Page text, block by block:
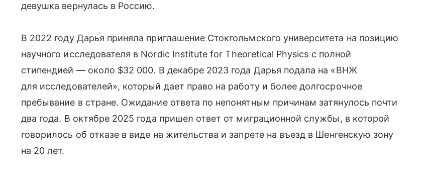
девушка вернулась в Россию.
В 2022 году Дарья приняла приглашение Стокгольмского университета на позицию
научного исследователя в Nordic Institute for Theoretical Physics с полной
стипендией — около $32 000. В декабре 2023 года Дарья подала на «ВНЖ
для исследователей», который дает право на работу и более долгосрочное
пребывание в стране. Ожидание ответа по непонятным причинам затянулось почти
два года. В октябре 2025 года пришел ответ от миграционной службы, в которой
говорилось об отказе в виде на жительства и запрете на въезд в Шенгенскую зону
на 20 лет.